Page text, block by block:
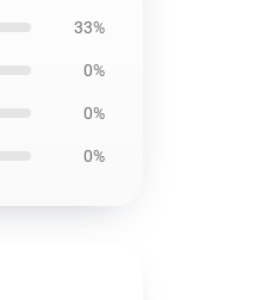
33%
0%
0%
0%